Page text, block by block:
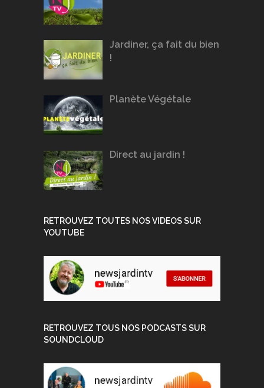
Jardiner, ça fait du bien
!
Planète Végétale
Direct au jardin !
RETROUVEZ TOUTES NOS VIDEOS SUR
YOUTUBE
RETROUVEZ TOUS NOS PODCASTS SUR
SOUNDCLOUD